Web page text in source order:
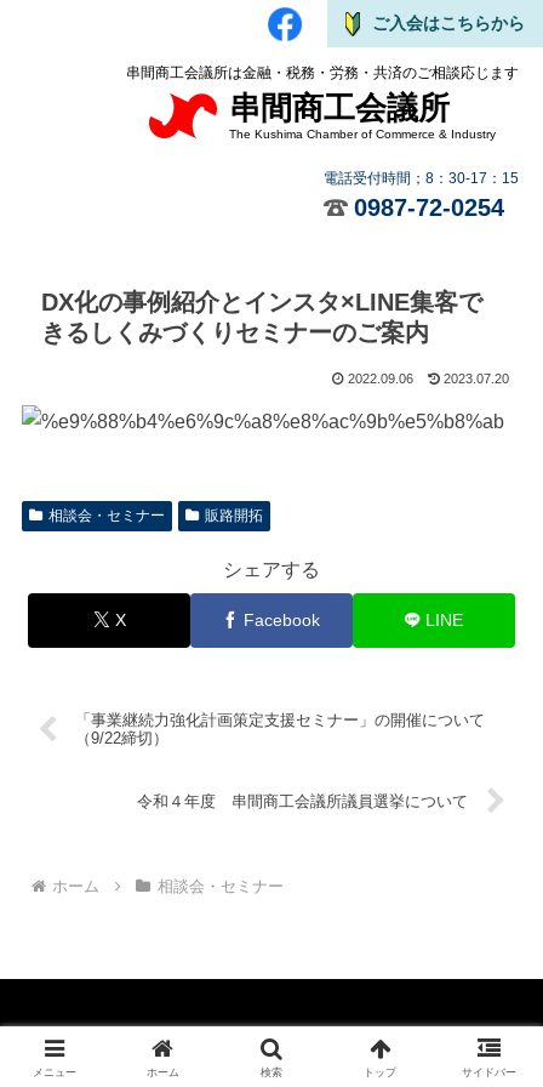
ご入会はこちらから
串間商工会議所は金融・税務・労務・共済のご相談応じます
串間商工会議所
The Kushima Chamber of Commerce & Industry
電話受付時間；8：30-17：15
0987-72-0254
DX化の事例紹介とインスタ×LINE集客で
きるしくみづくりセミナーのご案内
2022.09.06 2023.07.20
相談会・セミナー 販路開拓
シェアする
X Facebook LINE
「事業継続力強化計画策定支援セミナー」の開催について
（9/22締切）
令和４年度 串間商工会議所議員選挙について
ホーム 相談会・セミナー
Copyright © 2013-2026 串間商工会議所 All Rights Reserved.
メニュー ホーム 検索 トップ サイドバー